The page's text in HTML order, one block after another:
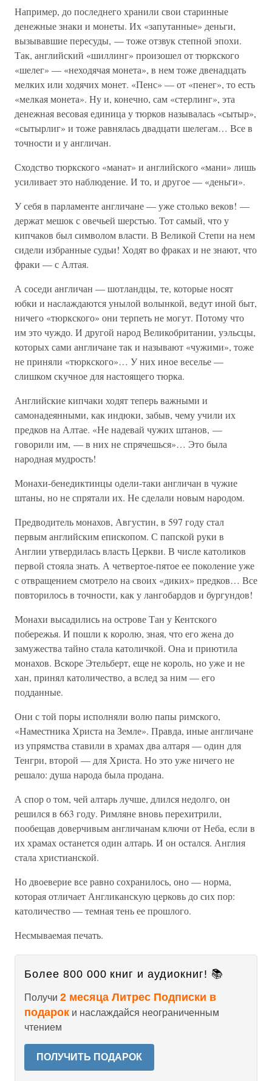
Например, до последнего хранили свои старинные
денежные знаки и монеты. Их «запутанные» деньги,
вызывавшие пересуды, — тоже отзвук степной эпохи.
Так, английский «шиллинг» произошел от тюркского
«шелег» — «неходячая монета», в нем тоже двенадцать
мелких или ходячих монет. «Пенс» — от «пенег», то есть
«мелкая монета». Ну и, конечно, сам «стерлинг», эта
денежная весовая единица у тюрков называлась «сытыр»,
«сытырлиг» и тоже равнялась двадцати шелегам… Все в
точности и у англичан.
Сходство тюркского «манат» и английского «мани» лишь
усиливает это наблюдение. И то, и другое — «деньги».
У себя в парламенте англичане — уже столько веков! —
держат мешок с овечьей шерстью. Тот самый, что у
кипчаков был символом власти. В Великой Степи на нем
сидели избранные судьи! Ходят во фраках и не знают, что
фраки — с Алтая.
А соседи англичан — шотландцы, те, которые носят
юбки и наслаждаются унылой волынкой, ведут иной быт,
ничего «тюркского» они терпеть не могут. Потому что
им это чуждо. И другой народ Великобритании, уэльсцы,
которых сами англичане так и называют «чужими», тоже
не приняли «тюркского»… У них иное веселье —
слишком скучное для настоящего тюрка.
Английские кипчаки ходят теперь важными и
самонадеянными, как индюки, забыв, чему учили их
предков на Алтае. «Не надевай чужих штанов, —
говорили им, — в них не спрячешься»… Это была
народная мудрость!
Монахи-бенедиктинцы одели-таки англичан в чужие
штаны, но не спрятали их. Не сделали новым народом.
Предводитель монахов, Августин, в 597 году стал
первым английским епископом. С папской руки в
Англии утвердилась власть Церкви. В числе католиков
первой стояла знать. А четвертое-пятое ее поколение уже
с отвращением смотрело на своих «диких» предков… Все
повторилось в точности, как у лангобардов и бургундов!
Монахи высадились на острове Тан у Кентского
побережья. И пошли к королю, зная, что его жена до
замужества тайно стала католичкой. Она и приютила
монахов. Вскоре Этельберт, еще не король, но уже и не
хан, принял католичество, а вслед за ним — его
подданные.
Они с той поры исполняли волю папы римского,
«Наместника Христа на Земле». Правда, иные англичане
из упрямства ставили в храмах два алтаря — один для
Тенгри, второй — для Христа. Но это уже ничего не
решало: душа народа была продана.
А спор о том, чей алтарь лучше, длился недолго, он
решился в 663 году. Римляне вновь перехитрили,
пообещав доверчивым англичанам ключи от Неба, если в
их храмах останется один алтарь. И он остался. Англия
стала христианской.
Но двоеверие все равно сохранилось, оно — норма,
которая отличает Англиканскую церковь до сих пор:
католичество — темная тень ее прошлого.
Несмываемая печать.
Более 800 000 книг и аудиокниг! 📚
Получи 2 месяца Литрес Подписки в
подарок и наслаждайся неограниченным
чтением
ПОЛУЧИТЬ ПОДАРОК